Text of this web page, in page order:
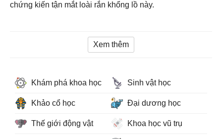
chứng kiến tận mắt loài rắn khổng lồ này.
Xem thêm
Khám phá khoa học Sinh vật học
Khảo cổ học Đại dương học
Thế giới động vật Khoa học vũ trụ